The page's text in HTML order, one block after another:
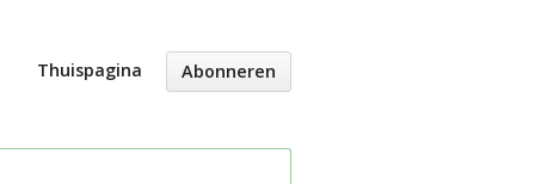
Thuispagina Abonneren